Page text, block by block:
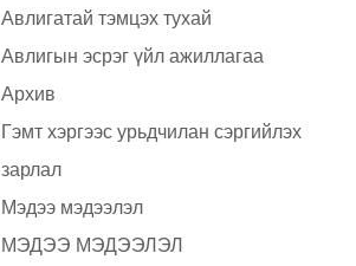
Авлигатай тэмцэх тухай
Авлигын эсрэг үйл ажиллагаа
Архив
Гэмт хэргээс урьдчилан сэргийлэх
зарлал
Мэдээ мэдээлэл
МЭДЭЭ МЭДЭЭЛЭЛ